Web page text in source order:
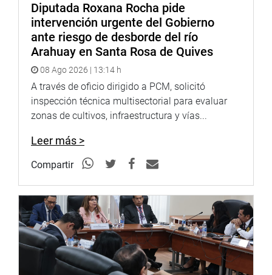
Diputada Roxana Rocha pide
intervención urgente del Gobierno
ante riesgo de desborde del río
Arahuay en Santa Rosa de Quives
08 Ago 2026 | 13:14 h
A través de oficio dirigido a PCM, solicitó
inspección técnica multisectorial para evaluar
zonas de cultivos, infraestructura y vías...
Leer más >
Compartir